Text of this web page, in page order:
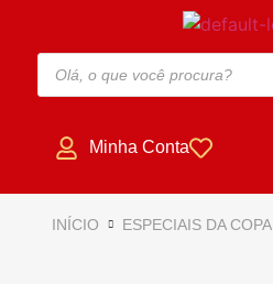
Minha Conta
INÍCIO ESPECIAIS DA COPA